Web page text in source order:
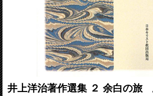
井上洋治著作選集 ２ 余白の